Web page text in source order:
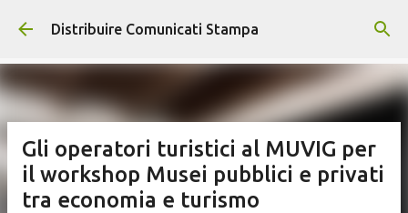
Passa ai contenuti principali
Distribuire Comunicati Stampa
Gli operatori turistici al MUVIG per
il workshop Musei pubblici e privati
tra economia e turismo